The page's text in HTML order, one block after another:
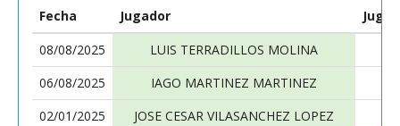
Fecha Jugador
08/08/2025
LUIS TERRADILLOS MOLINA
06/08/2025
IAGO MARTINEZ MARTINEZ
02/01/2025
JOSE CESAR VILASANCHEZ LOPEZ